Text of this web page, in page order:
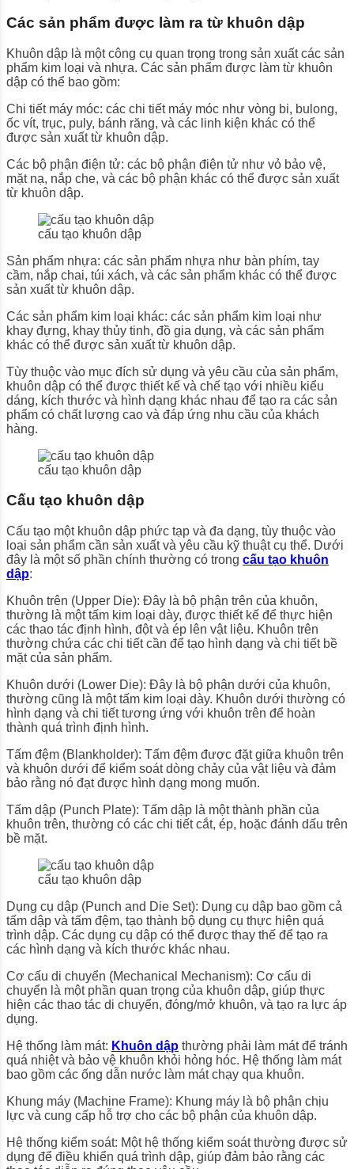
Các sản phẩm được làm ra từ khuôn dập
Khuôn dập là một công cụ quan trọng trong sản xuất các sản
phẩm kim loại và nhựa. Các sản phẩm được làm từ khuôn
dập có thể bao gồm:
Chi tiết máy móc: các chi tiết máy móc như vòng bi, bulong,
ốc vít, trục, puly, bánh răng, và các linh kiện khác có thể
được sản xuất từ khuôn dập.
Các bộ phận điện tử: các bộ phận điện tử như vỏ bảo vệ,
mặt nạ, nắp che, và các bộ phận khác có thể được sản xuất
từ khuôn dập.
cấu tạo khuôn dập
Sản phẩm nhựa: các sản phẩm nhựa như bàn phím, tay
cầm, nắp chai, túi xách, và các sản phẩm khác có thể được
sản xuất từ khuôn dập.
Các sản phẩm kim loại khác: các sản phẩm kim loại như
khay đựng, khay thủy tinh, đồ gia dụng, và các sản phẩm
khác có thể được sản xuất từ khuôn dập.
Tùy thuộc vào mục đích sử dụng và yêu cầu của sản phẩm,
khuôn dập có thể được thiết kế và chế tạo với nhiều kiểu
dáng, kích thước và hình dạng khác nhau để tạo ra các sản
phẩm có chất lượng cao và đáp ứng nhu cầu của khách
hàng.
cấu tạo khuôn dập
Cấu tạo khuôn dập
Cấu tạo một khuôn dập phức tạp và đa dạng, tùy thuộc vào
loại sản phẩm cần sản xuất và yêu cầu kỹ thuật cụ thể. Dưới
đây là một số phần chính thường có trong cấu tạo khuôn
dập:
Khuôn trên (Upper Die): Đây là bộ phận trên của khuôn,
thường là một tấm kim loại dày, được thiết kế để thực hiện
các thao tác định hình, đột và ép lên vật liệu. Khuôn trên
thường chứa các chi tiết cần để tạo hình dạng và chi tiết bề
mặt của sản phẩm.
Khuôn dưới (Lower Die): Đây là bộ phận dưới của khuôn,
thường cũng là một tấm kim loại dày. Khuôn dưới thường có
hình dạng và chi tiết tương ứng với khuôn trên để hoàn
thành quá trình định hình.
Tấm đệm (Blankholder): Tấm đệm được đặt giữa khuôn trên
và khuôn dưới để kiểm soát dòng chảy của vật liệu và đảm
bảo rằng nó đạt được hình dạng mong muốn.
Tấm dập (Punch Plate): Tấm dập là một thành phần của
khuôn trên, thường có các chi tiết cắt, ép, hoặc đánh dấu trên
bề mặt.
cấu tạo khuôn dập
Dụng cụ dập (Punch and Die Set): Dụng cụ dập bao gồm cả
tấm dập và tấm đệm, tạo thành bộ dụng cụ thực hiện quá
trình dập. Các dụng cụ dập có thể được thay thế để tạo ra
các hình dạng và kích thước khác nhau.
Cơ cấu di chuyển (Mechanical Mechanism): Cơ cấu di
chuyển là một phần quan trọng của khuôn dập, giúp thực
hiện các thao tác di chuyển, đóng/mở khuôn, và tạo ra lực áp
dụng.
Hệ thống làm mát: Khuôn dập thường phải làm mát để tránh
quá nhiệt và bảo vệ khuôn khỏi hỏng hóc. Hệ thống làm mát
bao gồm các ống dẫn nước làm mát chạy qua khuôn.
Khung máy (Machine Frame): Khung máy là bộ phận chịu
lực và cung cấp hỗ trợ cho các bộ phận của khuôn dập.
Hệ thống kiểm soát: Một hệ thống kiểm soát thường được sử
dụng để điều khiển quá trình dập, giúp đảm bảo rằng các